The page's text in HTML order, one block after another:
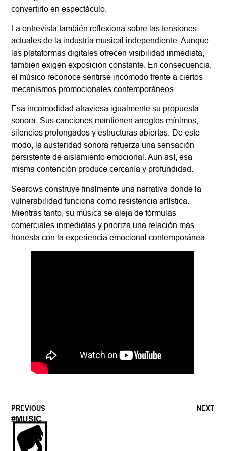
convertirlo en espectáculo.
La entrevista también reflexiona sobre las tensiones
actuales de la industria musical independiente. Aunque
las plataformas digitales ofrecen visibilidad inmediata,
también exigen exposición constante. En consecuencia,
el músico reconoce sentirse incómodo frente a ciertos
mecanismos promocionales contemporáneos.
Esa incomodidad atraviesa igualmente su propuesta
sonora. Sus canciones mantienen arreglos mínimos,
silencios prolongados y estructuras abiertas. De este
modo, la austeridad sonora refuerza una sensación
persistente de aislamiento emocional. Aun así, esa
misma contención produce cercanía y profundidad.
Searows construye finalmente una narrativa donde la
vulnerabilidad funciona como resistencia artística.
Mientras tanto, su música se aleja de fórmulas
comerciales inmediatas y prioriza una relación más
honesta con la experiencia emocional contemporánea.
PREVIOUS NEXT
#MUSIC